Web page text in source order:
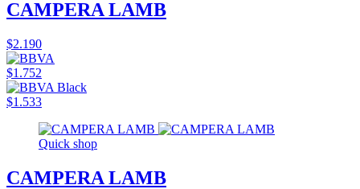
CAMPERA LAMB
$2.190
$1.752
$1.533
Quick shop
CAMPERA LAMB